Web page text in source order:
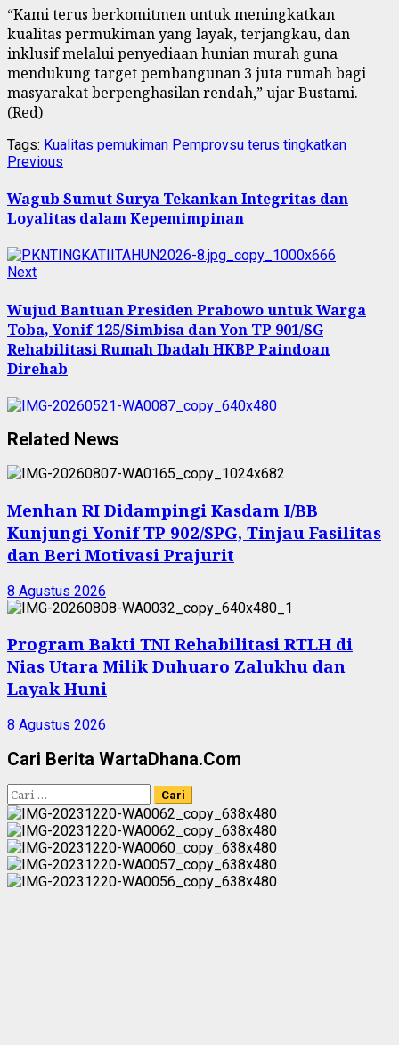
“Kami terus berkomitmen untuk meningkatkan
kualitas permukiman yang layak, terjangkau, dan
inklusif melalui penyediaan hunian murah guna
mendukung target pembangunan 3 juta rumah bagi
masyarakat berpenghasilan rendah,” ujar Bustami.
(Red)
Tags: Kualitas pemukiman Pemprovsu terus tingkatkan
Continue
Reading
Previous
Wagub Sumut Surya Tekankan Integritas dan
Loyalitas dalam Kepemimpinan
NextNext
Wujud Bantuan Presiden Prabowo untuk Warga
Toba, Yonif 125/Simbisa dan Yon TP 901/SG
Rehabilitasi Rumah Ibadah HKBP Paindoan
Direhab
Related News
Menhan RI Didampingi Kasdam I/BB
Kunjungi Yonif TP 902/SPG, Tinjau Fasilitas
dan Beri Motivasi Prajurit
8 Agustus 2026
Program Bakti TNI Rehabilitasi RTLH di
Nias Utara Milik Duhuaro Zalukhu dan
Layak Huni
8 Agustus 2026
Cari Berita WartaDhana.Com
Cari
untuk: